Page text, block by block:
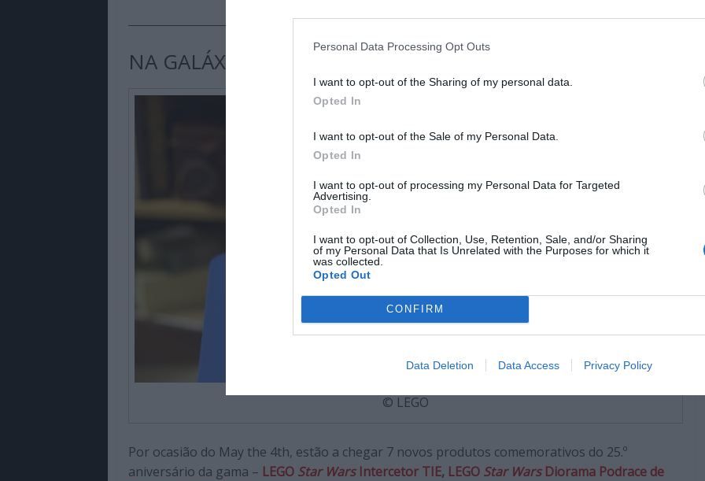
Personal Data Processing Opt Outs
I want to opt-out of the Sharing of my personal data.
Opted In
I want to opt-out of the Sale of my Personal Data.
Opted In
I want to opt-out of processing my Personal Data for Targeted
Advertising.
Opted In
I want to opt-out of Collection, Use, Retention, Sale, and/or Sharing
of my Personal Data that Is Unrelated with the Purposes for which it
was collected.
Opted Out
CONFIRM
Data Deletion Data Access Privacy Policy
NA GALÁXIA MAIS PRÓXIMA DE TI, QUER DIZER, LOJA!
© LEGO
Por ocasião do May the 4th, estão a chegar 7 novos produtos comemorativos do 25.º
aniversário da gama – LEGO Star WarsIntercetor TIE, LEGO Star WarsDiorama Podrace de